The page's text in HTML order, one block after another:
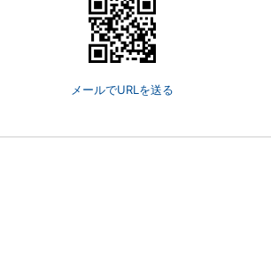
メールでURLを送る